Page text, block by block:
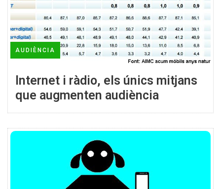
AUDIÈNCIA
Internet i ràdio, els únics mitjans
que augmenten audiència